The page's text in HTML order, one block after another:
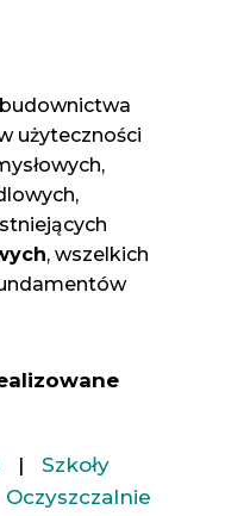
użyteczności
, wszelkich
|Szkoły
Oczyszczalnie